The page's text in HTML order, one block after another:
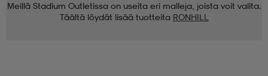
Meillä Stadium Outletissa on useita eri malleja, joista voit valita.
Täältä löydät lisää tuotteita RONHILL